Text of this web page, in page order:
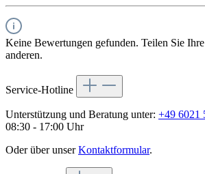
Keine Bewertungen gefunden. Teilen Sie
anderen.
Service-Hotline
Unterstützung und Beratung unter: +49 6021
08:30 - 17:00 Uhr
Oder über unserKontaktformular.